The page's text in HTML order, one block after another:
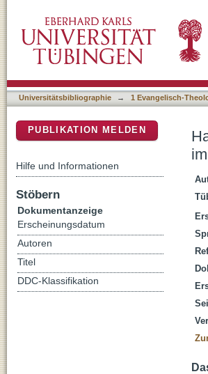
Samuelbücher
Universitätsbibliographie → 1 Evangelisch-
PUBLIKATION MELDEN
Hilfe und Informationen
Stöbern
Dokumentanzeige
Erscheinungsdatum
Autoren
Titel
DDC-Klassifikation